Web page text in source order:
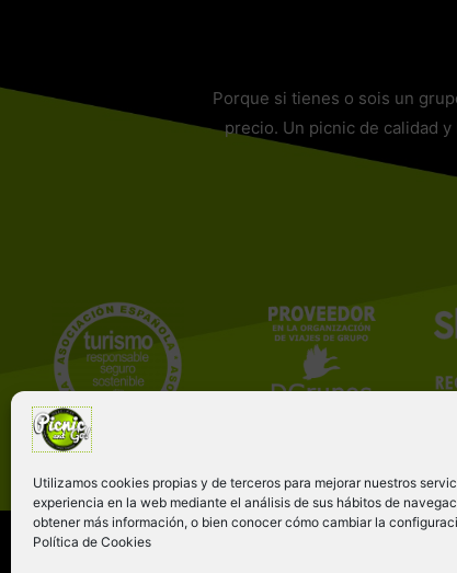
Utilizamos cookies propias y de terceros para mejorar nuestros
experiencia en la web mediante el análisis de sus hábitos de
obtener más información, o bien conocer cómo cambiar la
Política de Cookies
Porque si tienes o sois un
precio. Un picnic de calidad